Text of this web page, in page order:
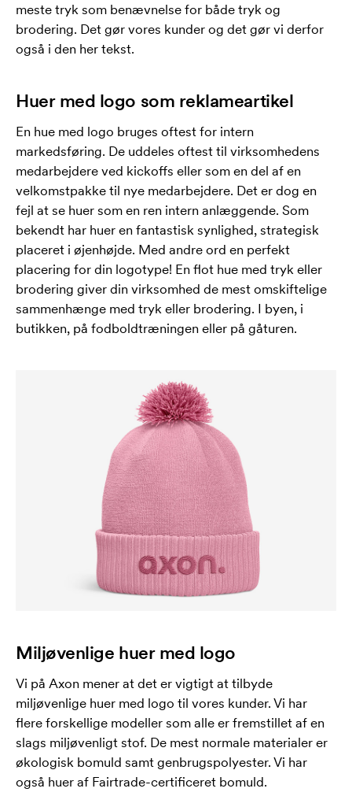
meste tryk som benævnelse for både tryk og
brodering. Det gør vores kunder og det gør vi derfor
også i den her tekst.
Huer med logo som reklameartikel
En hue med logo bruges oftest for intern
markedsføring. De uddeles oftest til virksomhedens
medarbejdere ved kickoffs eller som en del af en
velkomstpakke til nye medarbejdere. Det er dog en
fejl at se huer som en ren intern anlæggende. Som
bekendt har huer en fantastisk synlighed, strategisk
placeret i øjenhøjde. Med andre ord en perfekt
placering for din logotype! En flot hue med tryk eller
brodering giver din virksomhed de mest omskiftelige
sammenhænge med tryk eller brodering. I byen, i
butikken, på fodboldtræningen eller på gåturen.
Miljøvenlige huer med logo
Vi på Axon mener at det er vigtigt at tilbyde
miljøvenlige huer med logo til vores kunder. Vi har
flere forskellige modeller som alle er fremstillet af en
slags miljøvenligt stof. De mest normale materialer er
økologisk bomuld samt genbrugspolyester. Vi har
også huer af Fairtrade-certificeret bomuld.